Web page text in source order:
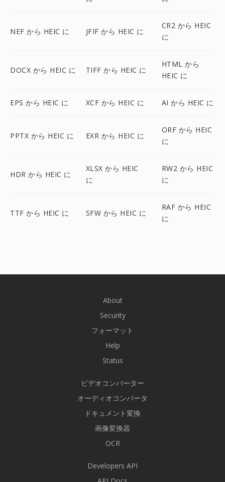
NEF から HEIC に JFIF から HEIC に
CR2 から HEIC
に
DOCX から HEIC に TIFF から HEIC に
HTML から
HEIC に
EPS から HEIC に XCF から HEIC に AI から HEIC に
PPTX から HEIC に EXR から HEIC に
ORF から HEIC
に
HDR から HEIC に
XLSX から HEIC
に
RW2 から HEIC
に
TTF から HEIC に SFW から HEIC に
RAF から HEIC
に
About
Security
フォーマット
Help
Status
ビデオコンバーター
オーディオコンバータ
ドキュメント変換
画像変換器
OCR
Developers API